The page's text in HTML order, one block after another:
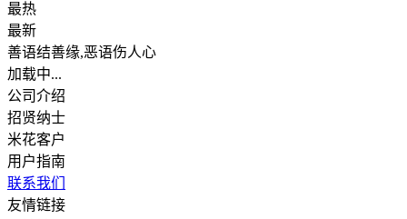
最热
最新
善语结善缘,恶语伤人心
加载中...
公司介绍
招贤纳士
米花客户
用户指南
联系我们
友情链接